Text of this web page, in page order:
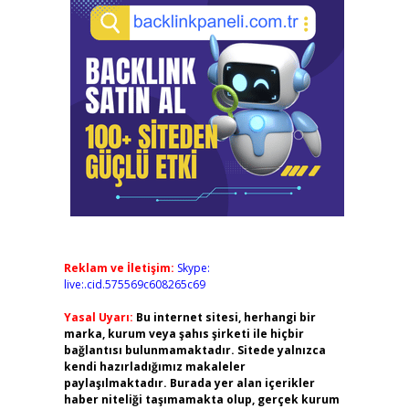
Reklam ve İletişim: Skype:
live:.cid.575569c608265c69
Yasal Uyarı: Bu internet sitesi, herhangi bir
marka, kurum veya şahıs şirketi ile hiçbir
bağlantısı bulunmamaktadır. Sitede yalnızca
kendi hazırladığımız makaleler
paylaşılmaktadır. Burada yer alan içerikler
haber niteliği taşımamakta olup, gerçek kurum